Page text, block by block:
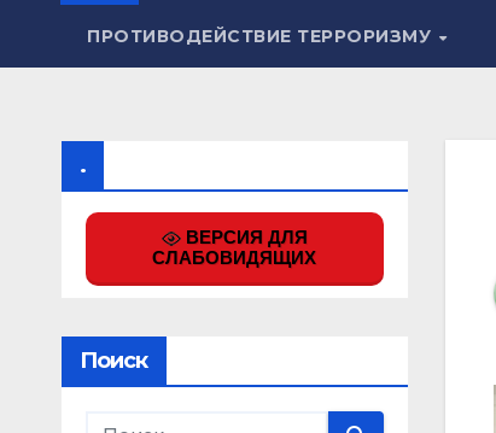
ПРОТИВОДЕЙСТВИЕ ТЕРРОРИЗМУ
.
ВЕРСИЯ ДЛЯ
СЛАБОВИДЯЩИХ
Поиск